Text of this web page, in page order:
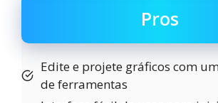
Pros
Edite e projete gráficos com
de ferramentas